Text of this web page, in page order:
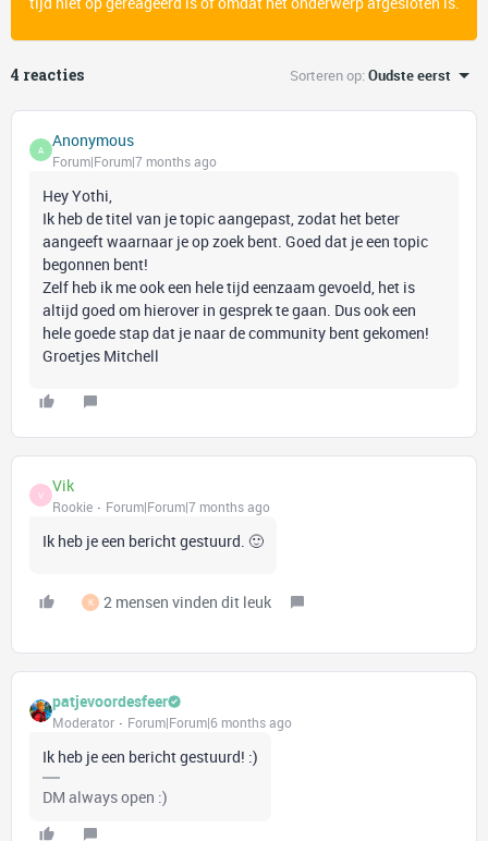
4 reacties Sorteren op:Oudste eerst
A Anonymous
Forum|Forum|7 months ago
Hey Yothi,
Ik heb de titel van je topic aangepast, zodat het beter
aangeeft waarnaar je op zoek bent. Goed dat je een topic
begonnen bent!
Zelf heb ik me ook een hele tijd eenzaam gevoeld, het is
altijd goed om hierover in gesprek te gaan. Dus ook een
hele goede stap dat je naar de community bent gekomen!
Groetjes Mitchell
V Vik
Rookie Forum|Forum|7 months ago
Ik heb je een bericht gestuurd. 🙂
K 2 mensen vinden dit leuk
patjevoordesfeer
Moderator Forum|Forum|6 months ago
Ik heb je een bericht gestuurd! :)
DM always open :)